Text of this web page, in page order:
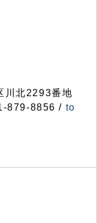
北2293番地
879-8856 / to